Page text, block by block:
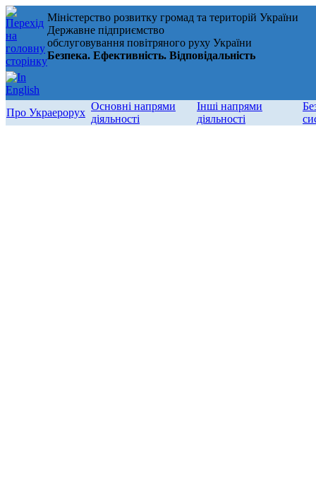
Міністерство розвитку громад та територій України
Державне підприємство
обслуговування повітряного руху України
Безпека. Ефективність. Відповідальність
Про Украерорух
Основні напрями
діяльності
Інші напрями
діяльності